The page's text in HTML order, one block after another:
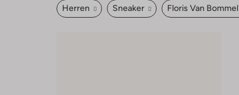
Herren Sneaker Floris Van Bommel